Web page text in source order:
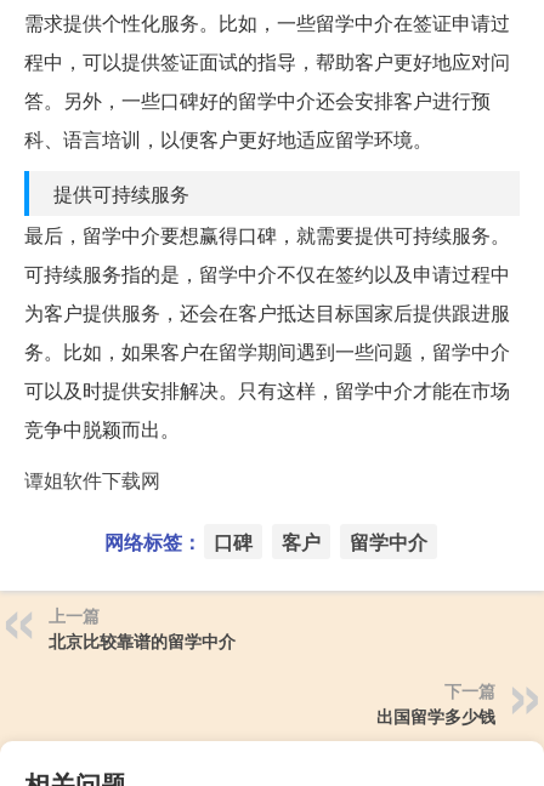
需求提供个性化服务。比如，一些留学中介在签证申请过
程中，可以提供签证面试的指导，帮助客户更好地应对问
答。另外，一些口碑好的留学中介还会安排客户进行预
科、语言培训，以便客户更好地适应留学环境。
提供可持续服务
最后，留学中介要想赢得口碑，就需要提供可持续服务。
可持续服务指的是，留学中介不仅在签约以及申请过程中
为客户提供服务，还会在客户抵达目标国家后提供跟进服
务。比如，如果客户在留学期间遇到一些问题，留学中介
可以及时提供安排解决。只有这样，留学中介才能在市场
竞争中脱颖而出。
谭姐软件下载网
网络标签： 口碑 客户 留学中介
上一篇
北京比较靠谱的留学中介
下一篇
出国留学多少钱